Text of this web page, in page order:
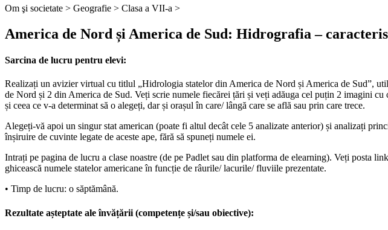
Om şi societate > Geografie > Clasa a VII-a >
America de Nord și America de Sud: Hidrografia –
Sarcina de lucru pentru elevi:
Realizați un avizier virtual cu titlul „Hidrologia statelor din America de Nord și America de Sud”,
de Nord și 2 din America de Sud. Veți scrie numele fiecărei țări și veți adăuga cel puțin 2 imagini
și ceea ce v-a determinat să o alegeți, dar și orașul în care/ lângă care se află sau prin care trece.
Alegeți-vă apoi un singur stat american (poate fi altul decât cele 5 analizate anterior) și analizați
înșiruire de cuvinte legate de aceste ape, fără să spuneți numele ei.
Intrați pe pagina de lucru a clase noastre (de pe Padlet sau din platforma de elearning). Veți posta
ghicească numele statelor americane în funcție de râurile/ lacurile/ fluviile prezentate.
• Timp de lucru: o săptămână.
Rezultate așteptate ale învățării (competențe și/sau obiective):